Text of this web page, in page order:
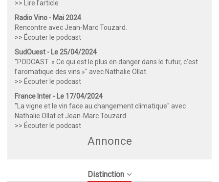
>> Lire l'article
Radio Vino - Mai 2024
Rencontre avec Jean-Marc Touzard.
>> Écouter le podcast
SudOuest - Le 25/04/2024
"PODCAST. « Ce qui est le plus en danger dans le futur, c’est
l’aromatique des vins »" avec Nathalie Ollat.
>> Écouter le podcast
France Inter - Le 17/04/2024
"La vigne et le vin face au changement climatique" avec
Nathalie Ollat et Jean-Marc Touzard.
>> Écouter le podcast
Annonce
Distinction